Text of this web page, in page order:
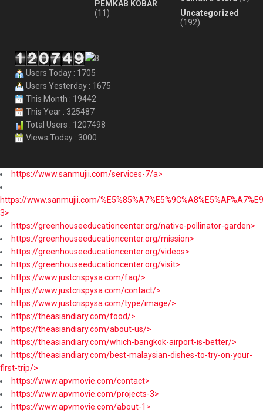
PEMKAB KOBAR
(11)
Uncategorized
(192)
Users Today : 1705
Users Yesterday : 1675
This Month : 19442
This Year : 325487
Total Users : 1207498
Views Today : 3000
https://www.sanmujii.com/services-7/a>
https://www.sanmujii.com/
3>
https://greenhouseeducationcenter.org/native-pollinator-garden>
https://greenhouseeducationcenter.org/mission>
https://greenhouseeducationcenter.org/videos>
https://greenhouseeducationcenter.org/visit>
https://www.justcrispysa.com/faq/>
https://www.justcrispysa.com/contact/>
https://www.justcrispysa.com/type/image/>
https://theasiandiary.com/food/>
https://theasiandiary.com/about-us/>
https://theasiandiary.com/which-bangkok-airport-is-better/>
https://theasiandiary.com/best-malaysian-dishes-to-try-on-your-
first-trip/>
https://www.apvmovie.com/contact>
https://www.apvmovie.com/projects-3>
https://www.apvmovie.com/about-1>